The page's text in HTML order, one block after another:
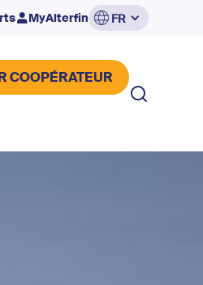
MyAlterfin FR
COOPÉRATEUR